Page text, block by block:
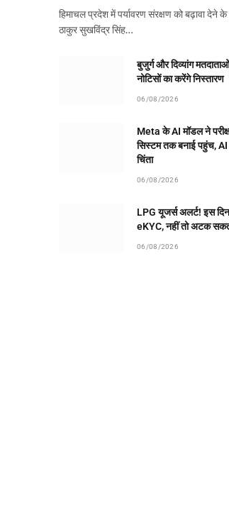
हिमाचल प्रदेश में पर्यावरण संरक्षण को बढ़ावा देने
ठाकुर सुखविंद्र सिंह…
बुजुर्ग और दिव्यांग
नोटिसों का करेंगे निस्तारण
06/08/2026
Meta के AI मॉडल ने
सिस्टम तक बनाई पहुंच, AI
चिंता
06/08/2026
LPG यूजर्स अलर्ट! इस
eKYC, नहीं तो अटक
06/08/2026